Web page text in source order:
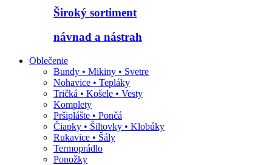
Široký sortiment
návnad a nástrah
Oblečenie
Bundy • Mikiny • Svetre
Nohavice • Tepláky
Tričká • Košele • Vesty
Komplety
Pršiplášte • Pončá
Čiapky • Šiltovky • Klobúky
Rukavice • Šály
Termoprádlo
Ponožky